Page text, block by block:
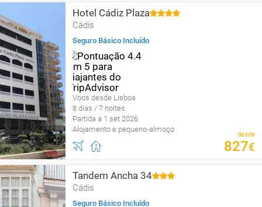
Hotel Cádiz Plaza
Cádis
Seguro Básico Incluído
Voos desde Lisboa
8 dias / 7 noites
Partida a 1 set 2026
Alojamento e pequeno-almoço
desde
827€
Tandem Ancha 34
Cádis
Seguro Básico Incluído